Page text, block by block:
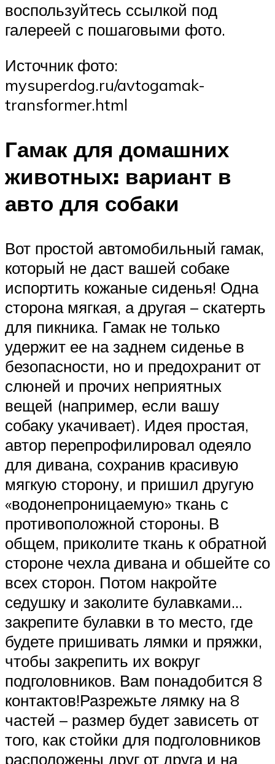
воспользуйтесь ссылкой под
галереей с пошаговыми фото.
Источник фото:
mysuperdog.ru/avtogamak-
transformer.html
Гамак для домашних
животных: вариант в
авто для собаки
Вот простой автомобильный гамак,
который не даст вашей собаке
испортить кожаные сиденья! Одна
сторона мягкая, а другая – скатерть
для пикника. Гамак не только
удержит ее на заднем сиденье в
безопасности, но и предохранит от
слюней и прочих неприятных
вещей (например, если вашу
собаку укачивает). Идея простая,
автор перепрофилировал одеяло
для дивана, сохранив красивую
мягкую сторону, и пришил другую
«водонепроницаемую» ткань с
противоположной стороны. В
общем, приколите ткань к обратной
стороне чехла дивана и обшейте со
всех сторон. Потом накройте
седушку и заколите булавками…
закрепите булавки в то место, где
будете пришивать лямки и пряжки,
чтобы закрепить их вокруг
подголовников. Вам понадобится 8
контактов!Разрежьте лямку на 8
частей – размер будет зависеть от
того, как стойки для подголовников
расположены друг от друга и на